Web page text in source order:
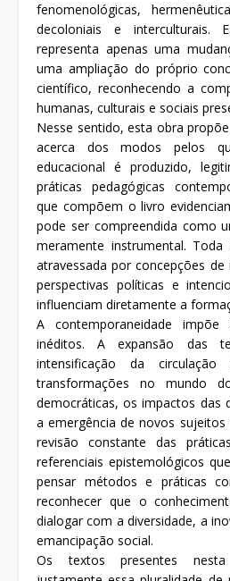
fenomenológicas,
decoloniais e interculturais.
representa apenas uma
uma ampliação do próprio
científico, reconhecendo a
humanas, culturais e sociais
Nesse sentido, esta obra
acerca dos modos pelos
educacional é produzido,
práticas pedagógicas
que compõem o livro
pode ser compreendida como
meramente instrumental.
atravessada por concepções
perspectivas políticas e
influenciam diretamente a
A contemporaneidade impõe
inéditos. A expansão das
intensificação da
transformações no mundo
democráticas, os impactos das
a emergência de novos
revisão constante das
referenciais epistemológicos
pensar métodos e práticas
reconhecer que o
dialogar com a diversidade, a
emancipação social.
Os textos presentes